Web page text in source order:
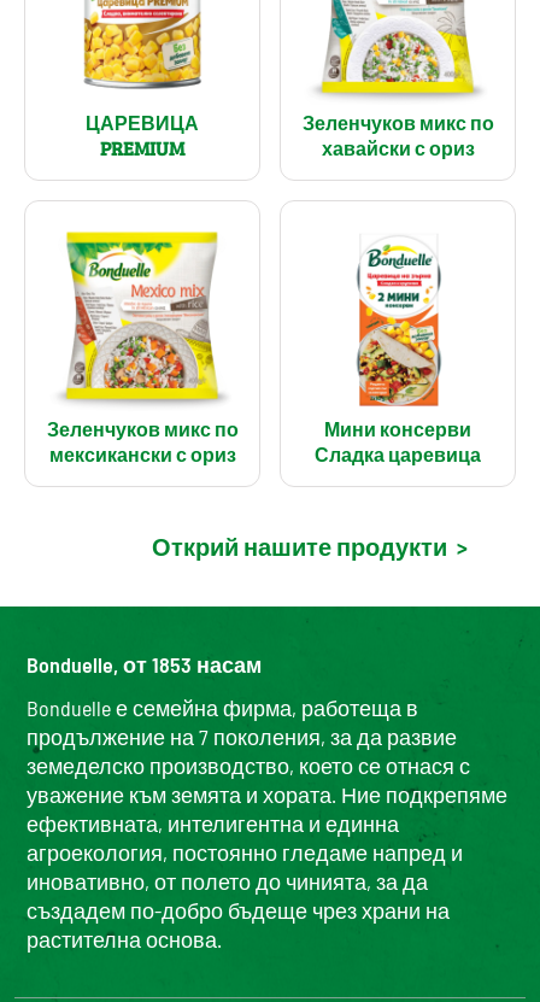
ЦАРЕВИЦА
PREMIUM
Зеленчуков микс по
хавайски с ориз
Зеленчуков микс по
мексикански с ориз
Мини консерви
Сладка царевица
Открий нашите продукти >
Bonduelle, от 1853 насам
Bonduelle е семейна фирма, работеща в
продължение на 7 поколения, за да развие
земеделско производство, което се отнася с
уважение към земята и хората. Ние подкрепяме
ефективната, интелигентна и единна
агроекология, постоянно гледаме напред и
иновативно, от полето до чинията, за да
създадем по-добро бъдеще чрез храни на
растителна основа.